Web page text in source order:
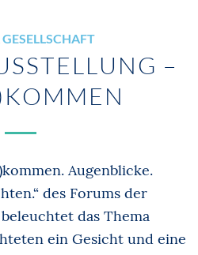
–
Augenblicke.
des Forums der
das Thema
ein Gesicht und eine